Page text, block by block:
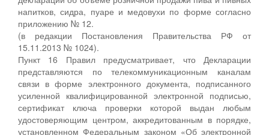
напитков, сидра, пуаре и медовухи по форме согласно
приложению № 12.
(в редакции Постановления Правительства РФ от
15.11.2013 № 1024).
Пункт 16 Правил предусматривает, что Декларации
представляются по телекоммуникационным каналам
связи в форме электронного документа, подписанного
усиленной квалифицированной электронной подписью,
сертификат ключа проверки которой выдан любым
удостоверяющим центром, аккредитованным в порядке,
установленном Федеральным законом «Об электронной